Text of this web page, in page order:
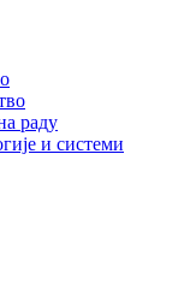
раду
и системи